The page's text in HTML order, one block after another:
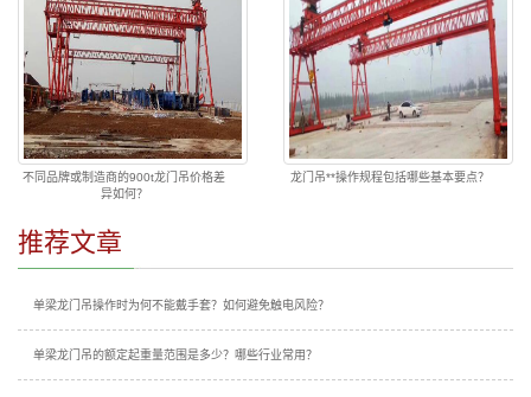
不同品牌或制造商的900t龙门吊价格差
异如何？
龙门吊**操作规程包括哪些基本要点？
推荐文章
单梁龙门吊操作时为何不能戴手套？如何避免触电风险？
单梁龙门吊的额定起重量范围是多少？哪些行业常用？